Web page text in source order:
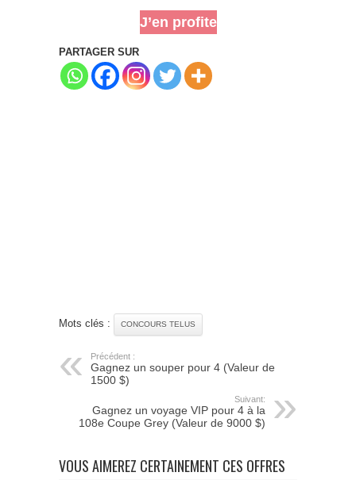
J’en profite
PARTAGER SUR
Mots clés : CONCOURS TELUS
Précédent :
Gagnez un souper pour 4 (Valeur de
1500 $)
Suivant:
Gagnez un voyage VIP pour 4 à la
108e Coupe Grey (Valeur de 9000 $)
VOUS AIMEREZ CERTAINEMENT CES OFFRES